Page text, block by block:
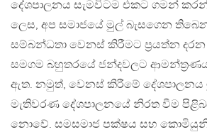
දේශපාලනය සැමවිටම එකට ගමන්
ලෙස, අප සමාජයේ මුල් බැසගෙන
සම්බන්ධතා වෙනස් කිරීමට ප්‍රයත්න දරන
සමගම බහුතරයේ ජන්දවලට
ඇත. නමුත්, වෙනස් කිරීමේ
මැතිවරණ දේශපාලනයේ නිරත වීම
නොවේ. සමසමාජ පක්ෂය සහ